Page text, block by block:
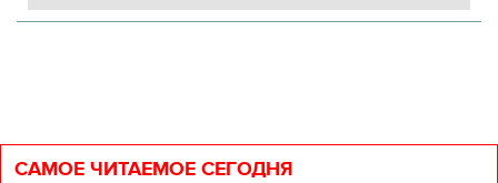
САМОЕ ЧИТАЕМОЕ СЕГОДНЯ